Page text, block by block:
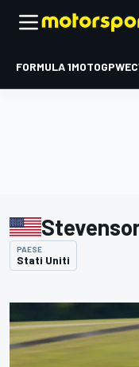
FORMULA 1MOTOGPWEC
PAESE
Stati Uniti